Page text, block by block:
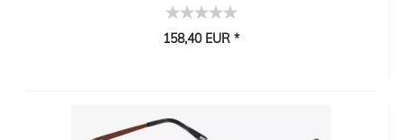
158,40 EUR *